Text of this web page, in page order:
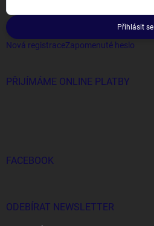
Přihlásit se
Nová registraceZapomenuté heslo
PŘIJÍMÁME ONLINE PLATBY
FACEBOOK
ODEBÍRAT NEWSLETTER